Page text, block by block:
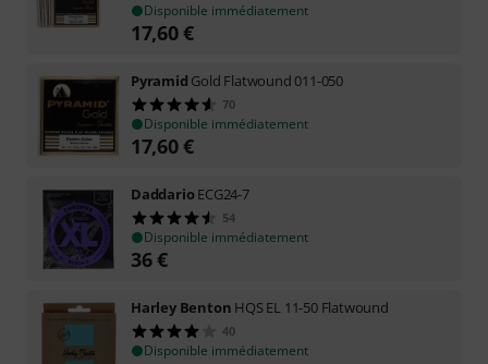
Disponible immédiatement
17,60€
Pyramid Gold Flatwound 011-050
70
Disponible immédiatement
17,60€
DaddarioECG24-7
54
Disponible immédiatement
36€
Harley Benton HQS EL 11-50 Flatwound
40
Disponible immédiatement